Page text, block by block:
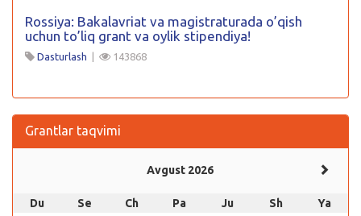
Rossiya: Bakalavriat va magistraturada o’qish
uchun to’liq grant va oylik stipendiya!
Dasturlash | 143868
Grantlar taqvimi
Avgust 2026
Du Se Ch Pa Ju Sh
Ya